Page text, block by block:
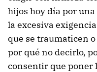
hijos hoy día por
la excesiva
que se traumaticen
por qué no decirlo,
consentir que poner